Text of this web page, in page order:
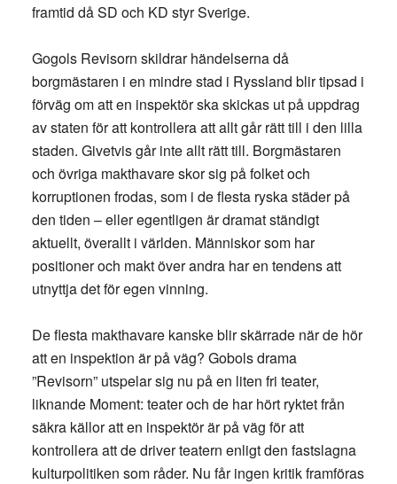
framtid då SD och KD styr Sverige.
Gogols Revisorn skildrar händelserna då
borgmästaren i en mindre stad i Ryssland blir tipsad i
förväg om att en inspektör ska skickas ut på uppdrag
av staten för att kontrollera att allt går rätt till i den lilla
staden. Givetvis går inte allt rätt till. Borgmästaren
och övriga makthavare skor sig på folket och
korruptionen frodas, som i de flesta ryska städer på
den tiden – eller egentligen är dramat ständigt
aktuellt, överallt i världen. Människor som har
positioner och makt över andra har en tendens att
utnyttja det för egen vinning.
De flesta makthavare kanske blir skärrade när de hör
att en inspektion är på väg? Gobols drama
”Revisorn” utspelar sig nu på en liten fri teater,
liknande Moment: teater och de har hört ryktet från
säkra källor att en inspektör är på väg för att
kontrollera att de driver teatern enligt den fastslagna
kulturpolitiken som råder. Nu får ingen kritik framföras